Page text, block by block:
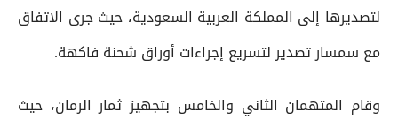
لتصديرها إلى المملكة العربية السعودية، حيث جرى الاتفاق
مع سمسار تصدير لتسريع إجراءات أوراق شحنة فاكهة.
وقام المتهمان الثاني والخامس بتجهيز ثمار الرمان، حيث